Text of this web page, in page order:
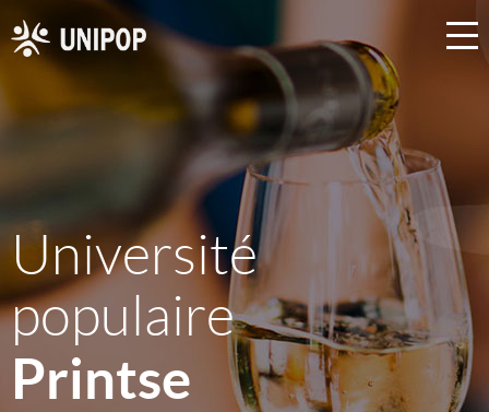
Université
populaire
Printse